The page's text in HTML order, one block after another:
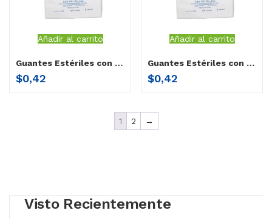
Añadir al carrito
Guantes Estériles con polvo 6.5″
$0,42
Añadir al carrito
Guantes Estériles con polvo 7”
$0,42
1 2 →
Visto Recientemente